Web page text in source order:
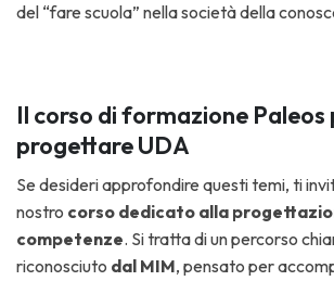
del “fare scuola” nella società della
Il corso di formazione Paleos
progettare UDA
Se desideri approfondire questi temi, ti
nostro corso dedicato alla
competenze. Si tratta di un percorso
riconosciuto dal MIM, pensato per